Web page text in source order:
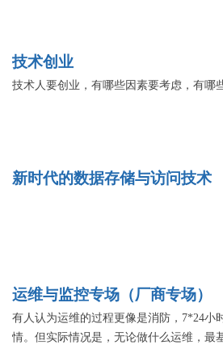
技术创业
技术人要创业，有哪些因素要考虑，有哪
新时代的数据存储与访问技术
运维与监控专场（厂商专场）
有人认为运维的过程更像是消防，7*24小
情。但实际情况是，无论做什么运维，最